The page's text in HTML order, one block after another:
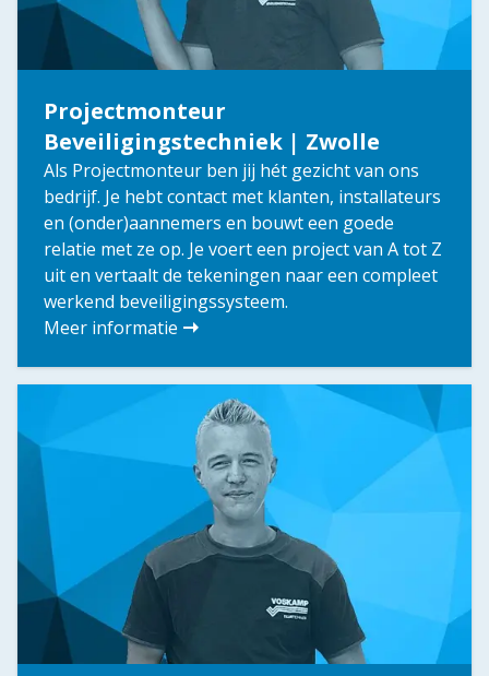
Projectmonteur
Beveiligingstechniek | Zwolle
Als Projectmonteur ben jij hét gezicht van ons
bedrijf. Je hebt contact met klanten, installateurs
en (onder)aannemers en bouwt een goede
relatie met ze op. Je voert een project van A tot Z
uit en vertaalt de tekeningen naar een compleet
werkend beveiligingssysteem.
Meer informatie